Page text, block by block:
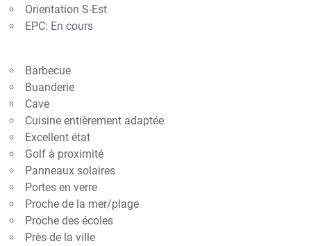
Orientation S-Est
EPC: En cours
Barbecue
Buanderie
Cave
Cuisine entièrement adaptée
Excellent état
Golf à proximité
Panneaux solaires
Portes en verre
Proche de la mer/plage
Proche des écoles
Près de la ville